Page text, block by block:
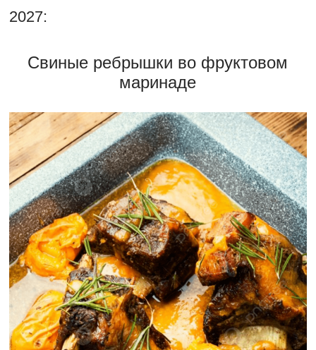
2027:
Свиные ребрышки во фруктовом
маринаде